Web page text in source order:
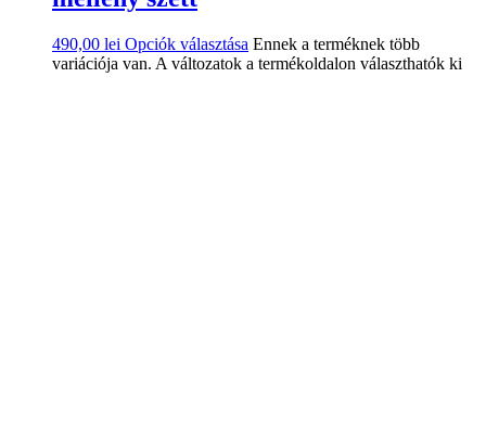
490,00 lei Opciók választása Ennek a terméknek több
variációja van. A változatok a termékoldalon választhatók ki